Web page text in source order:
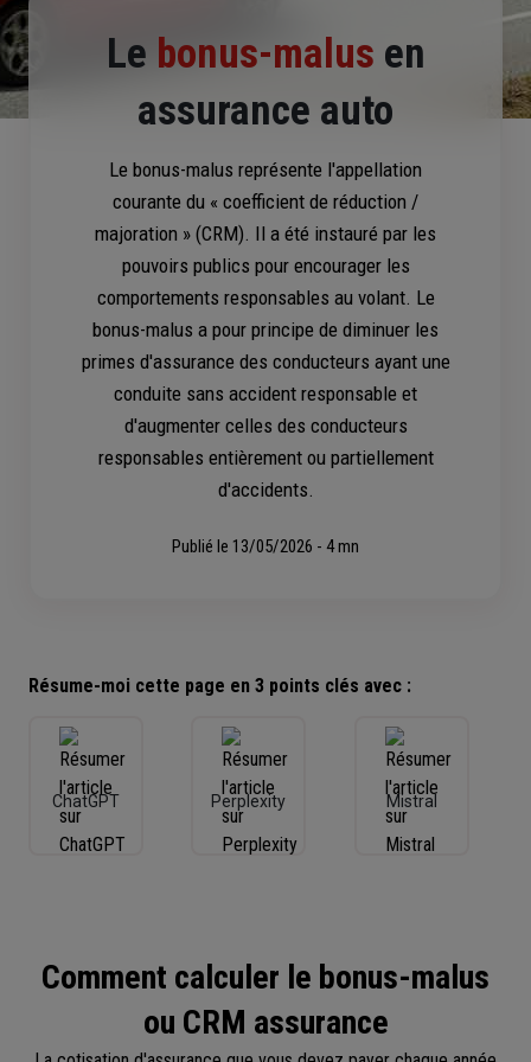
Le bonus-malus en
assurance auto
Le bonus-malus représente l'appellation
courante du « coefficient de réduction /
majoration » (CRM). Il a été instauré par les
pouvoirs publics pour encourager les
comportements responsables au volant. Le
bonus-malus a pour principe de diminuer les
primes d'assurance des conducteurs ayant une
conduite sans accident responsable et
d'augmenter celles des conducteurs
responsables entièrement ou partiellement
d'accidents.
Publié le 13/05/2026 - 4 mn
Résume-moi cette page en 3 points clés avec :
ChatGPT Perplexity Mistral
Comment calculer le bonus-malus
ou CRM assurance